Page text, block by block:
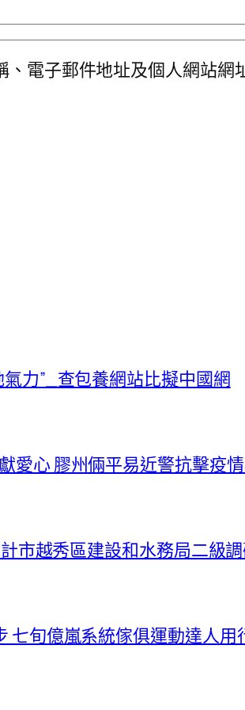
、電子郵件地址及個人網站網
力”_查包養網站比擬中國網
愛心 膠州倆平易近警抗擊疫
市越秀區建設和水務局二級
七旬億嵐系統傢俱運動達人